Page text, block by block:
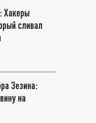
Хакеры
сливал
Зезина:
на